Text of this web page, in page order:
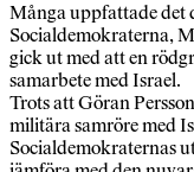
Många uppfattade det
Socialdemokraterna,
gick ut med att en
samarbete med Israel.
Trots att Göran
militära samröre med
Socialdemokraternas